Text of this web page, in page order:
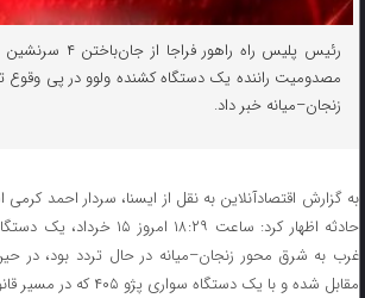
مصدومیت راننده یک دستگاه کشنده ولوو در پی وقوع
زنجان–میانه خبر داد.
به گزارش اقتصادآنلاین به نقل از ایسنا، سردار احمد
حادثه اظهار کرد: ساعت ۱۸:۲۹
غرب به شرق محور زنجان–میانه در حال تردد بود، در
مقابل شده و با یک دستگاه